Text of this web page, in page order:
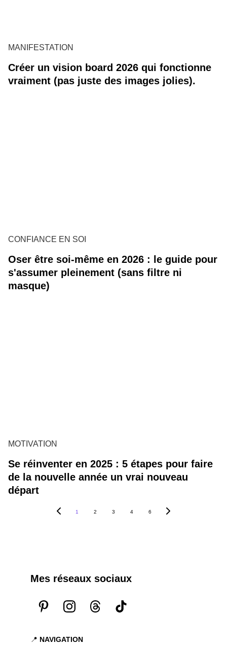
MANIFESTATION
Créer un vision board 2026 qui fonctionne
vraiment (pas juste des images jolies).
CONFIANCE EN SOI
Oser être soi-même en 2026 : le guide pour
s'assumer pleinement (sans filtre ni
masque)
MOTIVATION
Se réinventer en 2025 : 5 étapes pour faire
de la nouvelle année un vrai nouveau
départ
1 2 3 4 6
Mes réseaux sociaux
📍 NAVIGATION